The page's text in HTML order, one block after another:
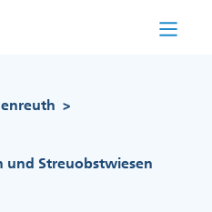
>
und Streuobstwiesen